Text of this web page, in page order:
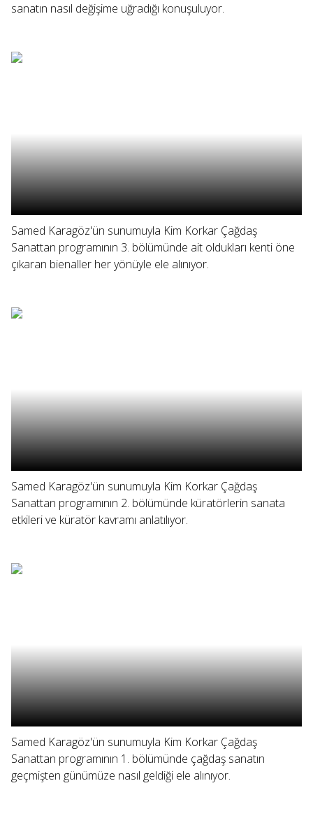
sanatın nasıl değişime uğradığı konuşuluyor.
Samed Karagöz'ün sunumuyla Kim Korkar Çağdaş
Sanattan programının 3. bölümünde ait oldukları kenti öne
çıkaran bienaller her yönüyle ele alınıyor.
Samed Karagöz'ün sunumuyla Kim Korkar Çağdaş
Sanattan programının 2. bölümünde küratörlerin sanata
etkileri ve küratör kavramı anlatılıyor.
Samed Karagöz'ün sunumuyla Kim Korkar Çağdaş
Sanattan programının 1. bölümünde çağdaş sanatın
geçmişten günümüze nasıl geldiği ele alınıyor.